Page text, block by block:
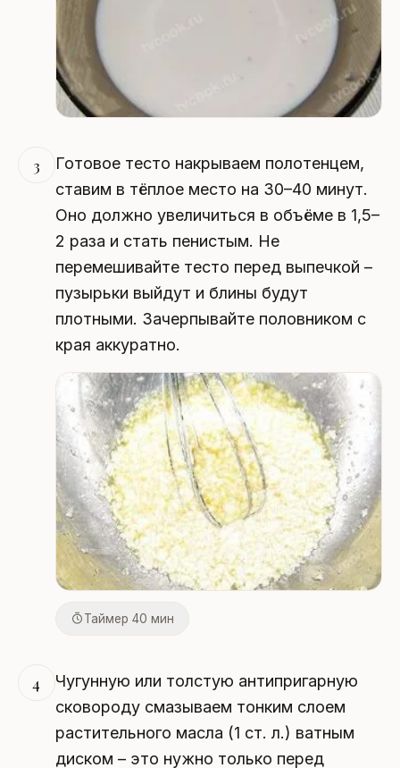
3
Готовое тесто накрываем полотенцем,
ставим в тёплое место на 30–40 минут.
Оно должно увеличиться в объёме в 1,5–
2 раза и стать пенистым. Не
перемешивайте тесто перед выпечкой –
пузырьки выйдут и блины будут
плотными. Зачерпывайте половником с
края аккуратно.
Таймер 40 мин
4
Чугунную или толстую антипригарную
сковороду смазываем тонким слоем
растительного масла (1 ст. л.) ватным
диском – это нужно только перед